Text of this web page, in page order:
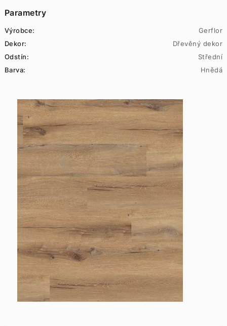
Parametry
Výrobce:
Gerflor
Dekor:
Dřevěný dekor
Odstín:
Střední
Barva:
Hnědá